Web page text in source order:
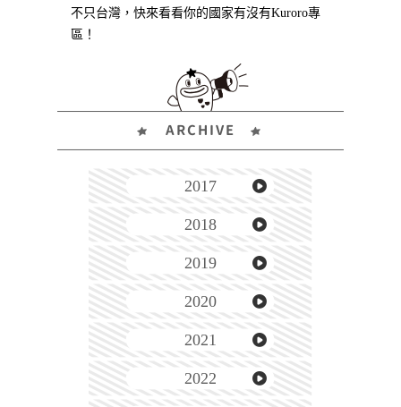
不只台灣，快來看看你的國家有沒有Kuroro專
區！
ARCHIVE
2017
2018
2019
2020
2021
2022